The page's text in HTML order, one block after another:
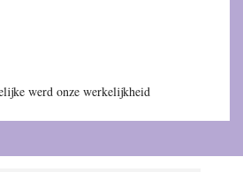
werd onze werkelijkheid